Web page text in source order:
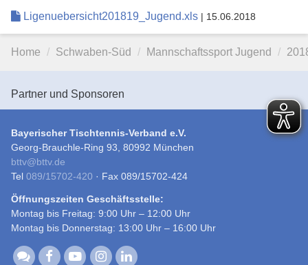
Ligenuebersicht201819_Jugend.xls | 15.06.2018
Home Schwaben-Süd Mannschaftssport Jugend
Partner und Sponsoren
Bayerischer Tischtennis-Verband e.V.
Georg-Brauchle-Ring 93, 80992 München
bttv@bttv.de
Tel 089/15702-420 · Fax 089/15702-424
Öffnungszeiten Geschäftsstelle:
Montag bis Freitag: 9:00 Uhr – 12:00 Uhr
Montag bis Donnerstag: 13:00 Uhr – 16:00 Uhr